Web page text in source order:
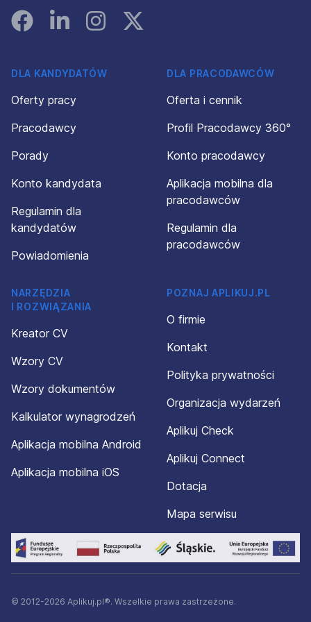
FacebookLinked InInstagramInstagram
DLA KANDYDATÓW
Oferty pracy
Pracodawcy
Porady
Konto kandydata
Regulamin dla
kandydatów
Powiadomienia
DLA PRACODAWCÓW
Oferta i cennik
Profil Pracodawcy 360°
Konto pracodawcy
Aplikacja mobilna dla
pracodawców
Regulamin dla
pracodawców
NARZĘDZIA
I ROZWIĄZANIA
Kreator CV
Wzory CV
Wzory dokumentów
Kalkulator wynagrodzeń
Aplikacja mobilna Android
Aplikacja mobilna iOS
POZNAJ APLIKUJ.PL
O firmie
Kontakt
Polityka prywatności
Organizacja wydarzeń
Aplikuj Check
Aplikuj Connect
Dotacja
Mapa serwisu
© 2012-2026 Aplikuj.pl®. Wszelkie prawa zastrzeżone.